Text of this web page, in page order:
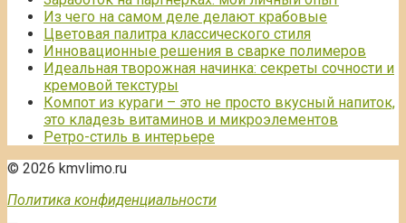
Из чего на самом деле делают крабовые
Цветовая палитра классического стиля
Инновационные решения в сварке полимеров
Идеальная творожная начинка: секреты сочности и
кремовой текстуры
Компот из кураги – это не просто вкусный напиток,
это кладезь витаминов и микроэлементов
Ретро-стиль в интерьере
© 2026 kmvlimo.ru
Политика конфиденциальности